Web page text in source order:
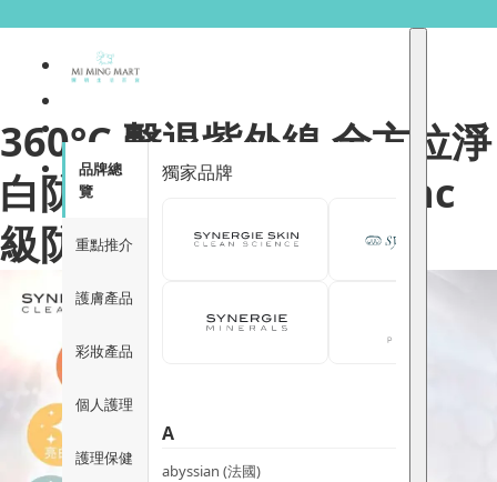
品牌總
覽
重點推介
護膚產品
彩妝產品
個人護理
護理保健
獨家品牌
A
abyssian (法國)
360°C 擊退紫外線 全方位淨
白防護 ｜SYNERGIE Zinc
級防曬專家